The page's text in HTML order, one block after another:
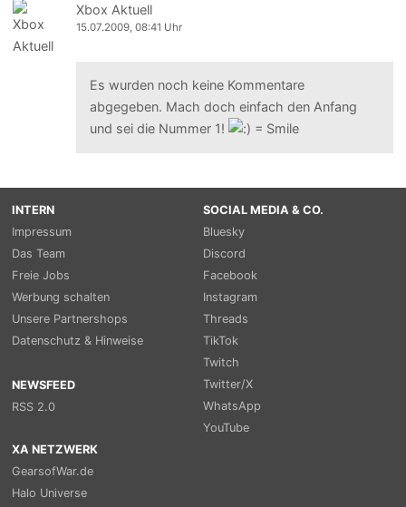
Xbox Aktuell
15.07.2009, 08:41 Uhr
Es wurden noch keine Kommentare
abgegeben. Mach doch einfach den Anfang
und sei die Nummer 1!
INTERN
Impressum
Das Team
Freie Jobs
Werbung schalten
Unsere Partnershops
Datenschutz & Hinweise
NEWSFEED
RSS 2.0
SOCIAL MEDIA & CO.
Bluesky
Discord
Facebook
Instagram
Threads
TikTok
Twitch
Twitter/X
WhatsApp
YouTube
XA NETZWERK
GearsofWar.de
Halo Universe